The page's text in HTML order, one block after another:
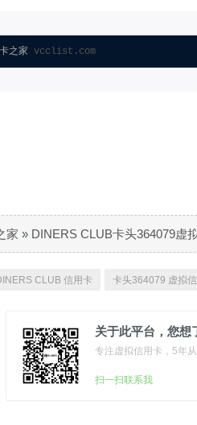
之家 vcclist.com
家 » DINERS CLUB卡头364079虚
CLUB 信用卡 卡头364079 虚拟
关于此平台，您想
专注虚拟信用卡，5年
扫一扫联系我